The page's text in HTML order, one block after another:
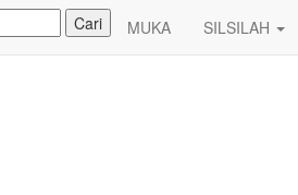
MUKA SILSILAH